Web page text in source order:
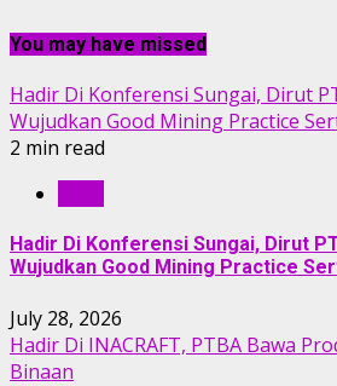
You may have missed
Hadir Di Konferensi Sungai, Dirut
Wujudkan Good Mining Practice
2 min read
Hadir Di Konferensi Sungai, Dirut
Wujudkan Good Mining Practice
July 28, 2026
Hadir Di INACRAFT, PTBA Bawa
Binaan